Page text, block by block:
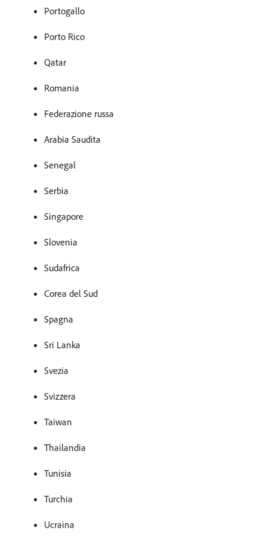
Portogallo
Porto Rico
Qatar
Romania
Federazione russa
Arabia Saudita
Senegal
Serbia
Singapore
Slovenia
Sudafrica
Corea del Sud
Spagna
Sri Lanka
Svezia
Svizzera
Taiwan
Thailandia
Tunisia
Turchia
Ucraina